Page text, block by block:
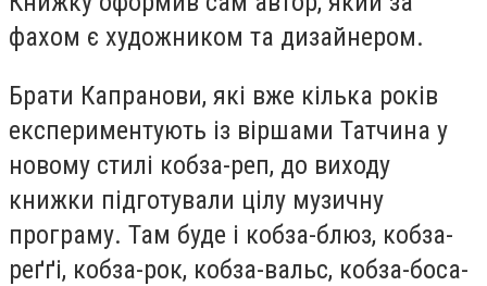
фахом є художником та дизайнером.
Брати Капранови, які вже кілька років
експериментують із віршами Татчина у
новому стилі кобза-реп, до виходу
книжки підготували цілу музичну
програму. Там буде і кобза-блюз, кобза-
реґґі, кобза-рок, кобза-вальс, кобза-боса-